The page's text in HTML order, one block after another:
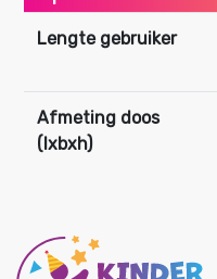
Lengte gebruiker
Afmeting doos
(lxbxh)